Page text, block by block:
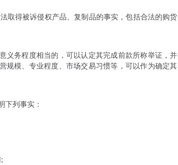
得被诉侵权产品、复制品的事实，包括合法的购
务程度相当的，可以认定其完成前款所称举证，
规模、专业程度、市场交易习惯等，可以作为确定
列事实：